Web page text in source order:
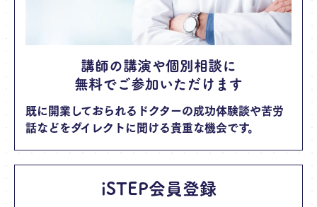
講師の講演や個別相談に
無料でご参加いただけます
既に開業しておられるドクターの成功体験談や苦労
話などをダイレクトに聞ける貴重な機会です。
iSTEP会員登録